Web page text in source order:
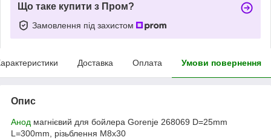
Що таке купити з Пром?
Замовлення під захистом
Доставка Оплата Умови повернення
Опис
Анод магнієвий для бойлера Gorenje 268069 D=25mm
L=300mm, різьблення M8x30